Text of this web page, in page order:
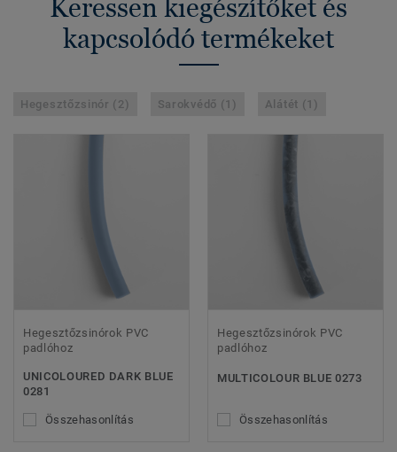
Keressen kiegészítőket és
kapcsolódó termékeket
Hegesztőzsinór (2) Sarokvédő (1) Alátét (1)
Hegesztőzsinórok PVC
padlóhoz
UNICOLOURED DARK BLUE
0281
Összehasonlítás
Hegesztőzsinórok PVC
padlóhoz
MULTICOLOUR BLUE 0273
Összehasonlítás